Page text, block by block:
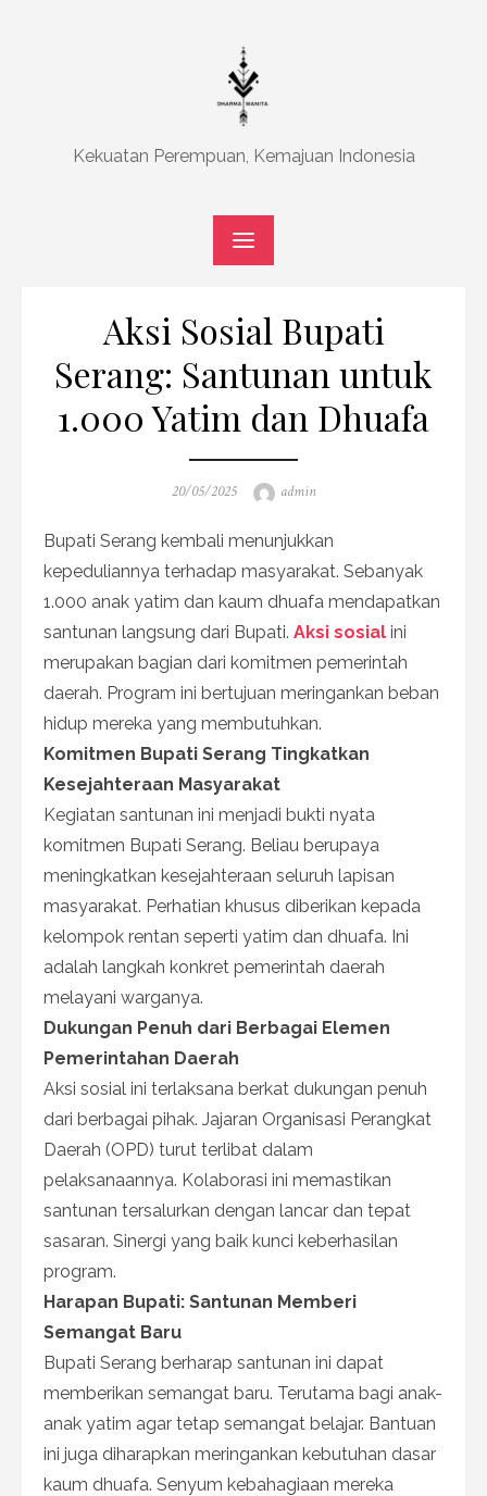
Kekuatan Perempuan, Kemajuan Indonesia
Aksi Sosial Bupati
Serang: Santunan untuk
1.000 Yatim dan Dhuafa
Posted
20/05/2025 Author
admin
Bupati Serang kembali menunjukkan
kepeduliannya terhadap masyarakat. Sebanyak
1.000 anak yatim dan kaum dhuafa mendapatkan
santunan langsung dari Bupati. Aksi sosial ini
merupakan bagian dari komitmen pemerintah
daerah. Program ini bertujuan meringankan beban
hidup mereka yang membutuhkan.
Komitmen Bupati Serang Tingkatkan
Kesejahteraan Masyarakat
Kegiatan santunan ini menjadi bukti nyata
komitmen Bupati Serang. Beliau berupaya
meningkatkan kesejahteraan seluruh lapisan
masyarakat. Perhatian khusus diberikan kepada
kelompok rentan seperti yatim dan dhuafa. Ini
adalah langkah konkret pemerintah daerah
melayani warganya.
Dukungan Penuh dari Berbagai Elemen
Pemerintahan Daerah
Aksi sosial ini terlaksana berkat dukungan penuh
dari berbagai pihak. Jajaran Organisasi Perangkat
Daerah (OPD) turut terlibat dalam
pelaksanaannya. Kolaborasi ini memastikan
santunan tersalurkan dengan lancar dan tepat
sasaran. Sinergi yang baik kunci keberhasilan
program.
Harapan Bupati: Santunan Memberi
Semangat Baru
Bupati Serang berharap santunan ini dapat
memberikan semangat baru. Terutama bagi anak-
anak yatim agar tetap semangat belajar. Bantuan
ini juga diharapkan meringankan kebutuhan dasar
kaum dhuafa. Senyum kebahagiaan mereka